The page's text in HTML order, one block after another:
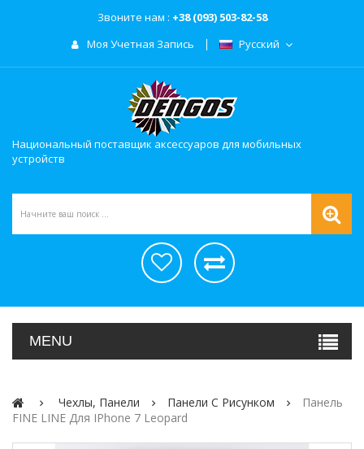
Звоните нам : +38 (093) 503-82-58
Моя Учетная Запись
Русский
Национальный поставщик аксессуаров для мобильных
устройств
MENU
Чехлы, Панели Панели С Рисунком
Панель
FINE LINE Для IPhone 7 Leopard